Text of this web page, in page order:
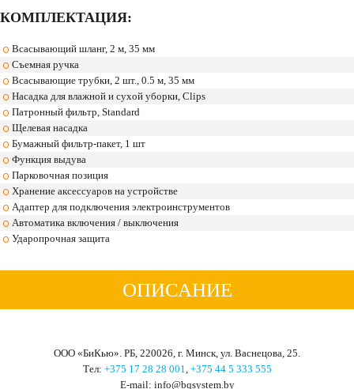
КОМПЛЕКТАЦИЯ:
Всасывающий шланг, 2 м, 35 мм
Съемная ручка
Всасывающие трубки, 2 шт., 0.5 м, 35 мм
Насадка для влажной и сухой уборки, Clips
Патронный фильтр, Standard
Щелевая насадка
Бумажный фильтр-пакет, 1 шт
Функция выдува
Парковочная позиция
Хранение аксессуаров на устройстве
Адаптер для подключения электроинструментов
Автоматика включения / выключения
Ударопрочная защита
ОПИСАНИЕ
ООО «БиКью». РБ, 220026, г. Минск, ул. Васнецова, 25.
Тел: +375 17 28 28 001 +375 44 5 333 555
Е-mail: info@bqsystem.by